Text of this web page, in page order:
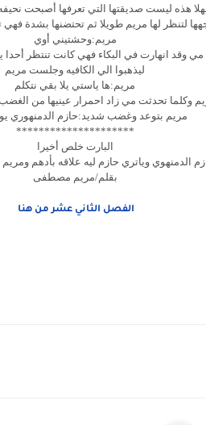
هذه ليست صديقتها التي تعرفها أصبحت
لتنظر لها مريم طويلا ثم تحتضنها بشدة فهي
مريم:وحشتيني أوي
مي وقد انهارت في البكاء فهي كانت تنتظر أحدا
ليذهبوا الي الكافيه وجلست مريم
مريم:ها ياستي يلا بقي نتكلم
وكلما تحدثت مي زاد احمرار عينيها من
مريم بتوعد وغضب شديد:حازم الدمنهوري
*********************
البارت خلص أخيرا
الدمنهوي وياتري حازم ليه علاقه بأدهم
بقلم/مريم مصطفى
الفصل الثاني عشر من هنا